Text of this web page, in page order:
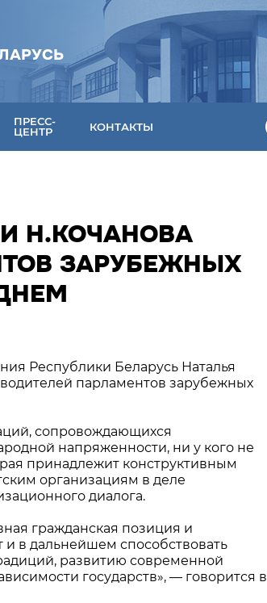
ПРЕСС-
ЦЕНТР
КОНТАКТЫ
Н.КОЧАНОВА
ЗАРУБЕЖНЫХ
Республики Беларусь Наталья
парламентов зарубежных
сопровождающихся
напряженности, ни у кого не
принадлежит конструктивным
организациям в деле
диалога.
гражданская позиция и
в дальнейшем способствовать
развитию современной
государств», — говорится в